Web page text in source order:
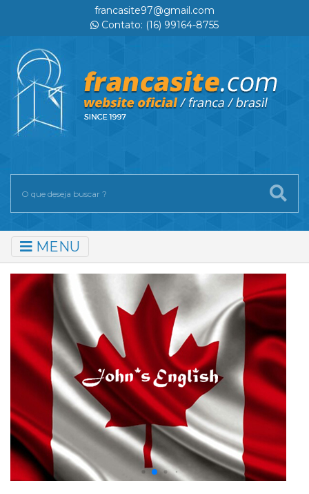
francasite97@gmail.com
Contato: (16) 99164-8755
MENU